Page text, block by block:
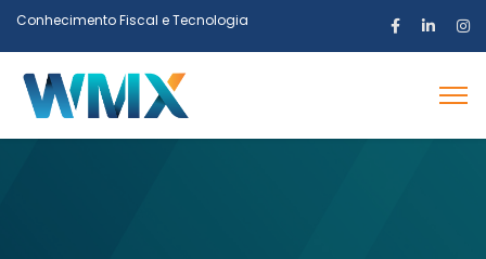
Conhecimento Fiscal e Tecnologia